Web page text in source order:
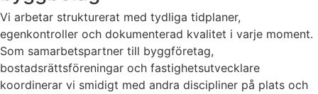
Vi arbetar strukturerat med tydliga tidplaner,
egenkontroller och dokumenterad kvalitet i varje moment.
Som samarbetspartner till byggföretag,
bostadsrättsföreningar och fastighetsutvecklare
koordinerar vi smidigt med andra discipliner på plats och